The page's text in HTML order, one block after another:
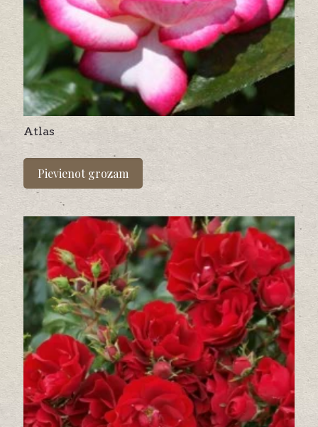
Atlas
Pievienot grozam